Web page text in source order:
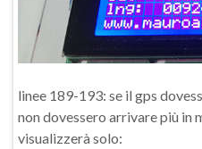
linee 189-193: se il gps
non dovessero arrivare più in
visualizzerà solo: